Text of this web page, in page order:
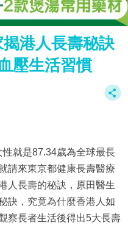
港人長壽秘訣
壓生活習慣
就是87.34歲為全球最長
請來東京都健康長壽醫療
人長壽的秘訣，原田醫生
訣，究竟為什麼香港人如
察長者生活後得出5大長壽